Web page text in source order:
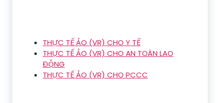
THỰC TẾ ẢO (VR) CHO Y TẾ
THỰC TẾ ẢO (VR) CHO AN TOÀN LAO
ĐỘNG
THỰC TẾ ẢO (VR) CHO PCCC